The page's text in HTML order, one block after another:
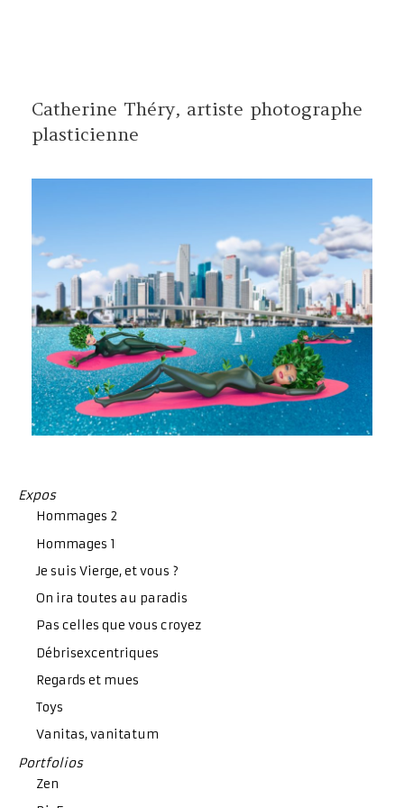
Expos
Hommages 2
Hommages 1
Je suis Vierge, et vous ?
On ira toutes au paradis
Pas celles que vous croyez
Débrisexcentriques
Regards et mues
Toys
Vanitas, vanitatum
Portfolios
Zen
Catherine Théry, artiste photographe
plasticienne